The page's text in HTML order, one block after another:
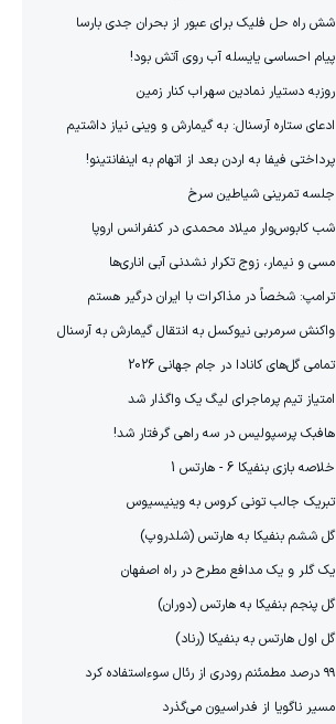
شش راه حل فلیک برای عبور از بحران جدی بارسا
پیام احساسی یایسله آب روی آتش بود!
روزبه دستیار نمادین سهراب کنار زمین
ادعای ستاره آرسنال: به گیمارش و وینی نیاز داشتیم
پرداختی فیفا به اردن بعد از اتهام به اینفانتینو!
جلسه تمرینی شیاطین سرخ
شب کابوس‌وار میلاد محمدی در کنفرانس اروپا
مسی و نیمار، زوج تکرار نشدنی آبی اناری‌ها
ترامپ: شخصاً در مذاکرات با ایران درگیر هستم
واکنش سرمربی نیوکسل به انتقال گیمارش به آرسنال
تمامی گل‌های کانادا در جام جهانی 2026
امتیاز تیم پرماجرای لیگ یک واگذار شد
هافبک پرسپولیس در سه راهی گرفتار شد!
خلاصه بازی بنفیکا 6 - هارتس 1
تبریک جالب تونی کروس به وینیسیوس
گل ششم بنفیکا به هارتس (شلدروپ)
یک گلر و یک مدافع مطرح در راه اصفهان
گل پنجم بنفیکا به هارتس (دوران)
گل اول هارتس به بنفیکا (رناد)
۹۹ درصد مطمئنم رودری از رئال سوءاستفاده کرد
مسیر ناگویا از فدراسیون می‌گذرد